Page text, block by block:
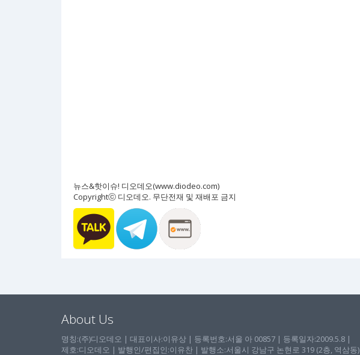
뉴스&핫이슈! 디오데오(www.diodeo.com)
Copyrightⓒ 디오데오. 무단전재 및 재배포 금지
About Us
명칭:(주)디오데오 | 대표이사:이유상 | 등록번호:서울 아 00857 | 등록일자:2009.5.8 |
제호:디오데오 | 발행인/편집인:이유찬 | 발행소:서울시 강남구 논현로 319 (2층, 역삼동)│